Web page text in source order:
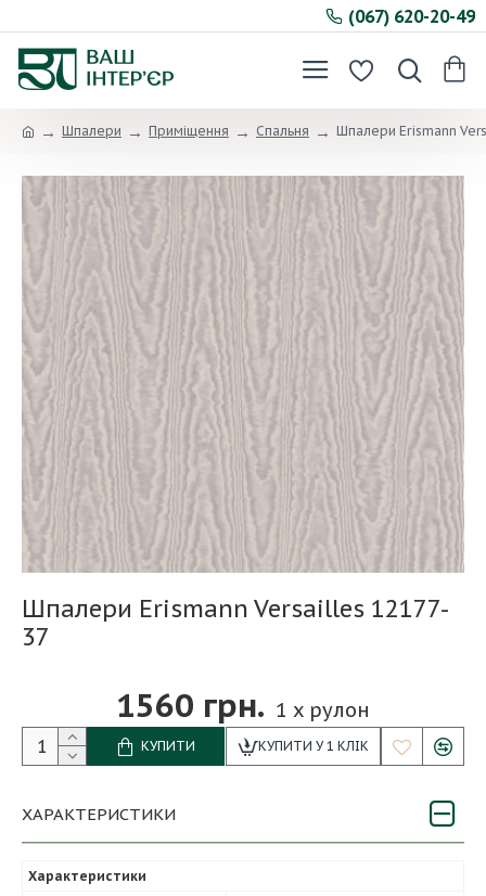
(067) 620-20-49
Шпалери Приміщення Спальня Шпалери Erismann
Шпалери Erismann Versailles 12177-
37
1560 грн. 1 x рулон
КУПИТИ КУПИТИ У 1 КЛІК
ХАРАКТЕРИСТИКИ
Характеристики